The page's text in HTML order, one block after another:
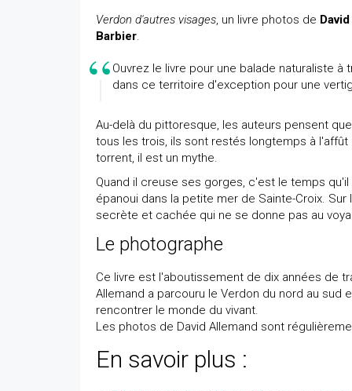
Verdon d'autres visages, un livre photos de
Barbier.
Ouvrez le livre pour une balade naturaliste
dans ce territoire d'exception pour une
Au-delà du pittoresque, les auteurs pensent
tous les trois, ils sont restés longtemps à
torrent, il est un mythe.
Quand il creuse ses gorges, c'est le temps
épanoui dans la petite mer de Sainte-Croix.
secrète et cachée qui ne se donne pas au
Le photographe
Ce livre est l'aboutissement de dix années de
Allemand a parcouru le Verdon du nord au
rencontrer le monde du vivant.
Les photos de David Allemand sont
En savoir plus :